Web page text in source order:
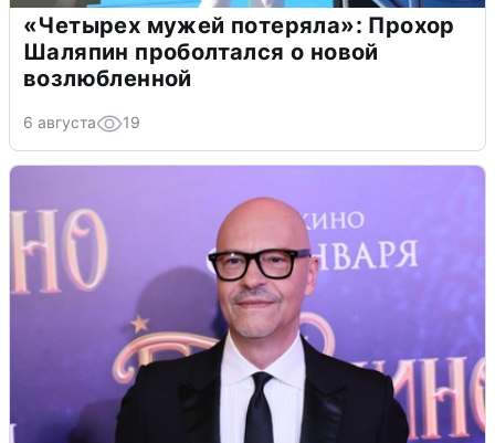
«Четырех мужей потеряла»: Прохор
Шаляпин проболтался о новой
возлюбленной
6 августа 19